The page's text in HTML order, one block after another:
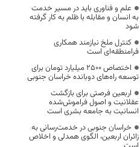
علم و فناوری باید در مسیر خدمت
به انسان و مقابله با ظلم به کار گرفته
شود
کنترل ملخ نیازمند همکاری
فرامنطقه‌ای است
اختصاص 2500 میلیارد تومان برای
توسعه راه‌های دوبانده خراسان جنوبی
اربعین فرصتی برای بازگشت
عقلانیت و اصول فراموش‌شده
انسانیت به جامعه بشری است
خراسان جنوبی در خدمت‌رسانی به
زائران اربعین، الگوی همدلی و اخلاص